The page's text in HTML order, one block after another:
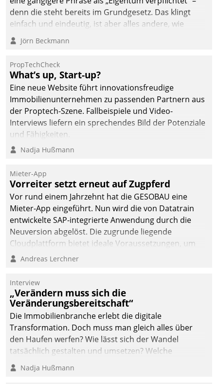
denn die steht bereits im Grundgesetz. Das klingt
einfach und eindeutig, ist aber alles andere, wie
Branchenbeschäftigte wissen. Denn mit der
Verantwortung folgen Verpflichtungen.
Jörn Beckmann
PropTechCheck
What’s up, Start-up?
Eine neue Website führt innovationsfreudige
Immobilienunternehmen zu passenden Partnern aus
der Proptech-Szene. Fallbeispiele und Video-
Interviews liefern ein sprechendes Bild der Potenziale
und Fähigkeiten.
Nadja Hußmann
Mieter-App
Vorreiter setzt erneut auf Zugpferd
Vor rund einem Jahrzehnt hat die GESOBAU eine
Mieter-App eingeführt. Nun wird die von Datatrain
entwickelte SAP-integrierte Anwendung durch die
Neuversion abgelöst. Die zugrunde liegende
Cloudplattform bietet ideale Voraussetzungen, um
die Funktionalität der App zu erweitern und weitere
integrieren.
Andreas Lerchner
Interview
„Verändern muss sich die
Veränderungsbereitschaft“
Die Immobilienbranche erlebt die digitale
Transformation. Doch muss man gleich alles über
den Haufen werfen? Wie lässt sich der Wandel
tatsächlich gestalten und umsetzen? Welche
Argumente zählen wirklich?
Nadja Hußmann